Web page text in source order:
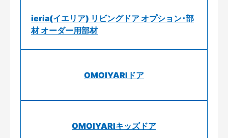
ieria(イエリア) リビングドア オプション･部
材 オーダー用部材
OMOIYARIドア
OMOIYARIキッズドア